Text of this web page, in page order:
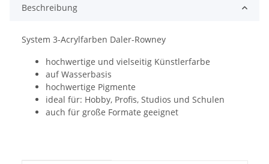
Beschreibung
System 3-Acrylfarben Daler-Rowney
hochwertige und vielseitig Künstlerfarbe
auf Wasserbasis
hochwertige Pigmente
ideal für: Hobby, Profis, Studios und Schulen
auch für große Formate geeignet